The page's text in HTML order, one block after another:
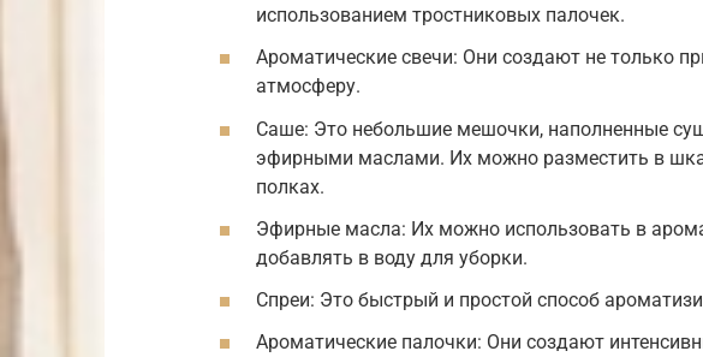
использованием тростниковых палочек.
Ароматические свечи: Они создают не только
атмосферу.
Саше: Это небольшие мешочки, наполненные
эфирными маслами. Их можно разместить в
полках.
Эфирные масла: Их можно использовать в
добавлять в воду для уборки.
Спреи: Это быстрый и простой способ
Ароматические палочки: Они создают